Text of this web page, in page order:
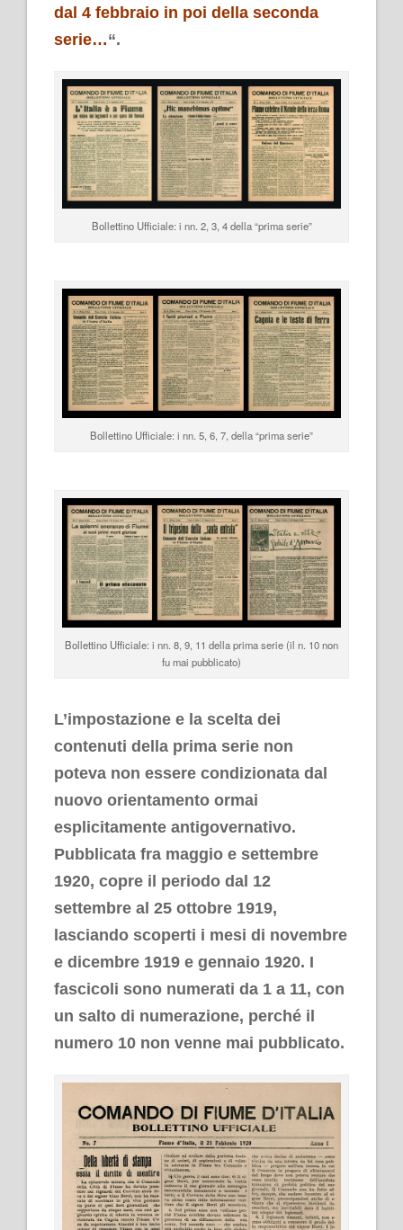
dal 4 febbraio in poi della seconda
serie…“.
Bollettino Ufficiale: i nn. 2, 3, 4 della “prima serie”
Bollettino Ufficiale: i nn. 5, 6, 7, della “prima serie”
Bollettino Ufficiale: i nn. 8, 9, 11 della prima serie (il n. 10 non
fu mai pubblicato)
L’impostazione e la scelta dei
contenuti della prima serie non
poteva non essere condizionata dal
nuovo orientamento ormai
esplicitamente antigovernativo.
Pubblicata fra maggio e settembre
1920, copre il periodo dal 12
settembre al 25 ottobre 1919,
lasciando scoperti i mesi di novembre
e dicembre 1919 e gennaio 1920. I
fascicoli sono numerati da 1 a 11, con
un salto di numerazione, perché il
numero 10 non venne mai pubblicato.